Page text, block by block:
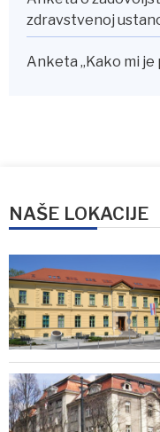
zdravstvenoj
Anketa „Kako mi je
NAŠE LOKACIJE